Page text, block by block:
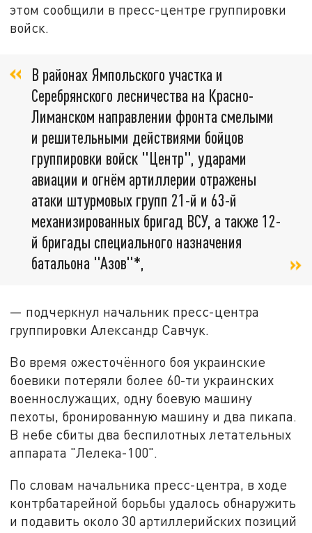
этом сообщили в пресс-центре группировки
войск.
В районах Ямпольского участка и
Серебрянского лесничества на Красно-
Лиманском направлении фронта смелыми
и решительными действиями бойцов
группировки войск "Центр", ударами
авиации и огнём артиллерии отражены
атаки штурмовых групп 21-й и 63-й
механизированных бригад ВСУ, а также 12-
й бригады специального назначения
батальона "Азов"*,
— подчеркнул начальник пресс-центра
группировки Александр Савчук.
Во время ожесточённого боя украинские
боевики потеряли более 60-ти украинских
военнослужащих, одну боевую машину
пехоты, бронированную машину и два пикапа.
В небе сбиты два беспилотных летательных
аппарата "Лелека-100".
По словам начальника пресс-центра, в ходе
контрбатарейной борьбы удалось обнаружить
и подавить около 30 артиллерийских позиций